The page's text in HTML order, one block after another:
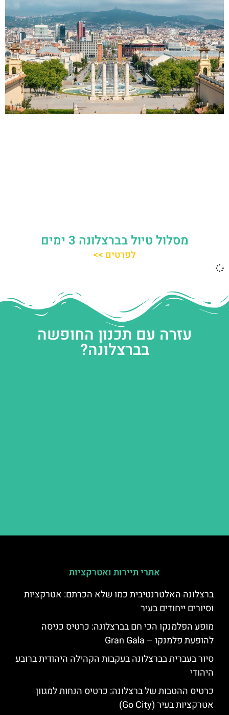
מסלול טיול בברצלונה 3 ימים
לפרטים >>
עזרה עם תכנון החופשה
בברצלונה?
אתרי תיירות ואטרקציות
ברצלונה האלטרנטיבית כמו שלא הכרתם: אטרקציות
וסיורים ייחודים בעיר
מופע הפלמנקו הכי חם בברצלונה: כרטיס כניסה
להופעת פלמנקו – Gran Gala
סיור בעברית בברצלונה בעקבות הקהילה היהודית ברובע
היהודי
כרטיס ההטבות של ברצלונה: כרטיס הנחות למגוון
אטרקציות בעיר (Go City)